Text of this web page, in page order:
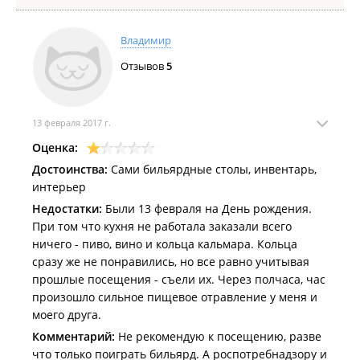
напряженного трудового дня.
запаху, тоже свежестью не отличалось. К пиву в
качестве закуски, были заказаны копченые кольца
кальмара, запашистые, как свежие грибы в
Кии, которые были выданы нам для игры,
отличались особой кривизной, аки турецкие сабли,
играть ими можно разве что из-за угла. Я понимаю,
что сложно уследить за таким многочисленным
инвентарем, но коли вы называетесь "бильярдным
клубом", будьте добры хотя бы изредка производить
инспекцию и выявлять совсем уж плохие
экземпляры.
В общем и целом, проведя в этом заведении чуть
меньше часа, было предпринято единогласное
решение покинуть это "прекрасное" место и
насладиться прелестями другого заведения.
Владимир
Отзывов5
13 февраля 2017 г.
Оценка:
Достоинства: Сами бильярдные столы, инвентарь,
интерьер
Недостатки: Были 13 февраля на День рождения.
При том что кухня не работала заказали всего
ничего - пиво, вино и кольца кальмара. Кольца
сразу же не понравились, но все равно учитывая
прошлые посещения - съели их. Через полчаса, час
произошло сильное пищевое отравление у меня и
моего друга.
Комментарий: Не рекомендую к посещению, разве
что только поиграть бильярд. А роспотребнадзору и